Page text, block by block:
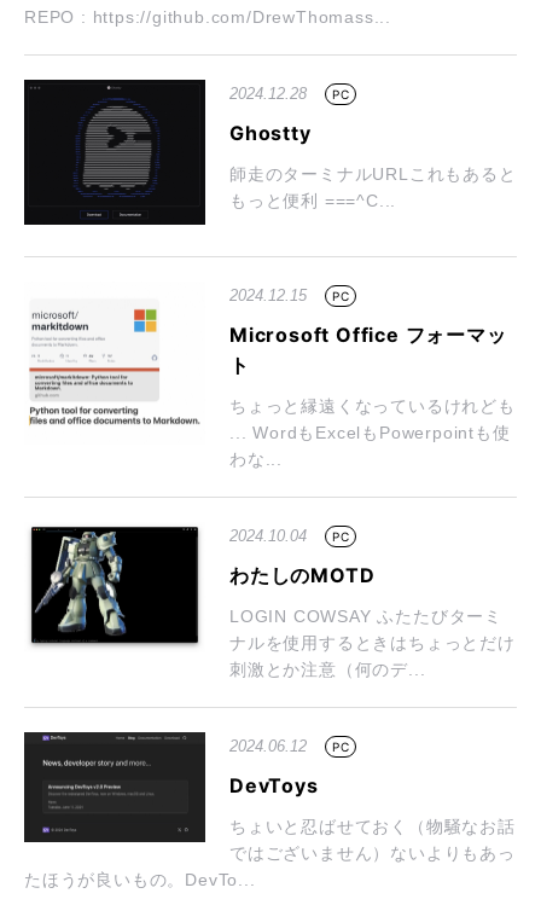
REPO : https://github.com/DrewThomass...
2024.12.28 PC
Ghostty
師走のターミナルURLこれもあると
もっと便利 ===^C...
2024.12.15 PC
Microsoft Office フォーマッ
ト
ちょっと縁遠くなっているけれども
... WordもExcelもPowerpointも使
わな...
2024.10.04 PC
わたしのMOTD
LOGIN COWSAY ふたたびターミ
ナルを使用するときはちょっとだけ
刺激とか注意（何のデ...
2024.06.12 PC
DevToys
ちょいと忍ばせておく（物騒なお話
ではございません）ないよりもあっ
たほうが良いもの。DevTo...